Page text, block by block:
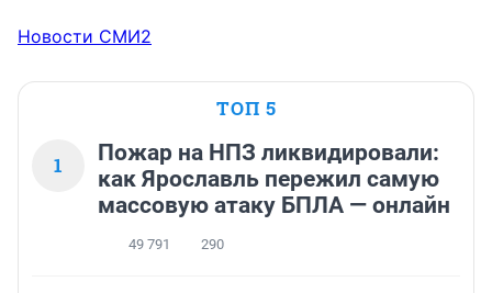
Новости СМИ2
ТОП 5
1
Пожар на НПЗ ликвидировали:
как Ярославль пережил самую
массовую атаку БПЛА — онлайн
49 791 290